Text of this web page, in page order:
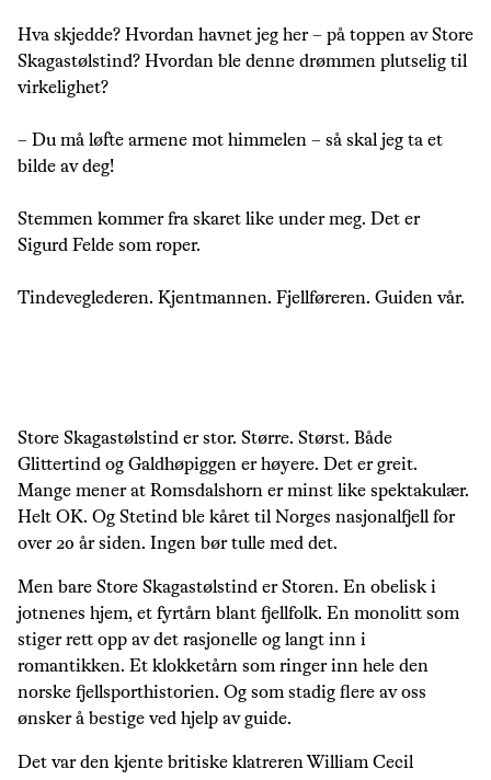
Hva skjedde? Hvordan havnet jeg her – på toppen av Store
Skagastølstind? Hvordan ble denne drømmen plutselig til
virkelighet?
– Du må løfte armene mot himmelen – så skal jeg ta et
bilde av deg!
Stemmen kommer fra skaret like under meg. Det er
Sigurd Felde som roper.
Tindeveglederen. Kjentmannen. Fjellføreren. Guiden vår.
Store Skagastølstind er stor. Større. Størst. Både
Glittertind og Galdhøpiggen er høyere. Det er greit.
Mange mener at Romsdalshorn er minst like spektakulær.
Helt OK. Og Stetind ble kåret til Norges nasjonalfjell for
over 20 år siden. Ingen bør tulle med det.
Men bare Store Skagastølstind er Storen. En obelisk i
jotnenes hjem, et fyrtårn blant fjellfolk. En monolitt som
stiger rett opp av det rasjonelle og langt inn i
romantikken. Et klokketårn som ringer inn hele den
norske fjellsporthistorien. Og som stadig flere av oss
ønsker å bestige ved hjelp av guide.
Det var den kjente britiske klatreren William Cecil